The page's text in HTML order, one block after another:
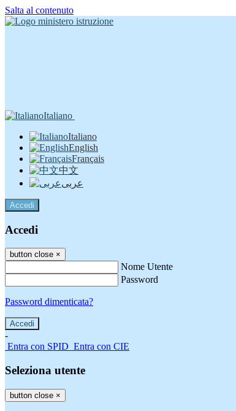
Salta al contenuto
Italiano
Italiano
English
Français
中文
عربى
Accedi
Accedi
button close ×
Nome Utente
Password
Password dimenticata?
-
Entra con SPID Entra con CIE
Seleziona utente
button close ×